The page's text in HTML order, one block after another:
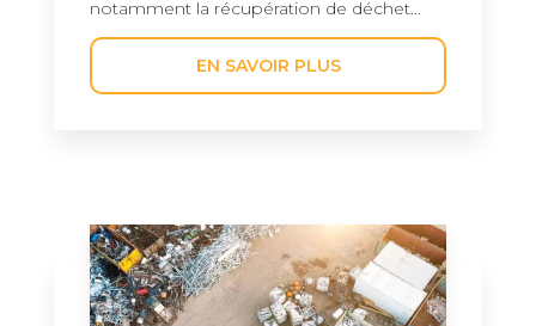
notamment la récupération de déchet...
EN SAVOIR PLUS